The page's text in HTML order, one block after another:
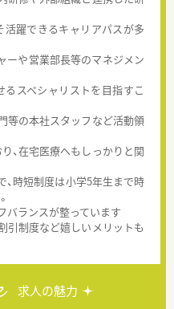
躍できるキャリアパスが多
ーや営業部長等のマネジメン
スペシャリストを目指すこ
等の本社スタッフなど活動領
、在宅医療へもしっかりと関
時短制度は小学5年生まで時
ランスが整っています
引制度など嬉しいメリットも
求人の魅力